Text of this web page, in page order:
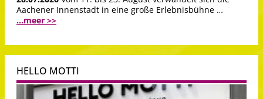
Aachener Innenstadt in eine große Erlebnisbühne …
...meer >>
HELLO MOTTI